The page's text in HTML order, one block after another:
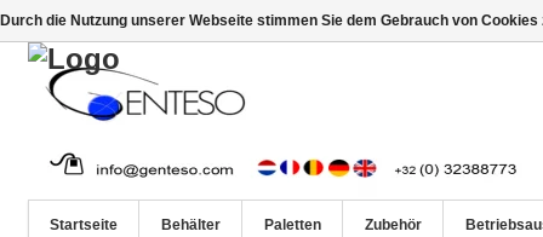
Startseite Behälter Paletten Zubehör
Durch die Nutzung unserer Webseite stimmen Sie dem Gebrauch von